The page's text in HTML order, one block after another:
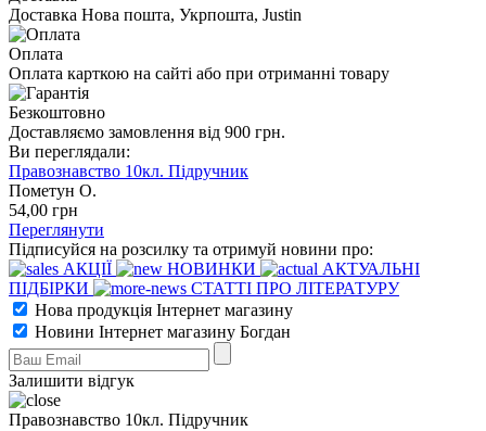
Доставка Нова пошта, Укрпошта, Justin
Оплата
Оплата карткою на сайті або при отриманні товару
Безкоштовно
Доставляємо замовлення від 900 грн.
Ви переглядали:
Правознавство 10кл. Підручник
Пометун О.
54,00 грн
Переглянути
Підписуйся на розсилку та отримуй новини про:
АКЦІЇ
НОВИНКИ
АКТУАЛЬНІ
ПІДБІРКИ
СТАТТІ ПРО ЛІТЕРАТУРУ
Нова продукція Інтернет магазину
Новини Інтернет магазину Богдан
Залишити відгук
Правознавство 10кл. Підручник